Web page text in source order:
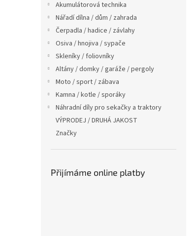
Akumulátorová technika
Nářadí dílna / dům / zahrada
Čerpadla / hadice / závlahy
Osiva / hnojiva / sypače
Skleníky / foliovníky
Altány / domky / garáže / pergoly
Moto / sport / zábava
Kamna / kotle / sporáky
Náhradní díly pro sekačky a traktory
VÝPRODEJ / DRUHÁ JAKOST
Značky
Přijímáme online platby